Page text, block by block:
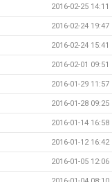
2016-02-25 14:11
2016-02-24 19:47
2016-02-24 15:41
2016-02-01 09:51
2016-01-29 11:57
2016-01-28 09:25
2016-01-14 16:58
2016-01-12 16:42
2016-01-05 12:06